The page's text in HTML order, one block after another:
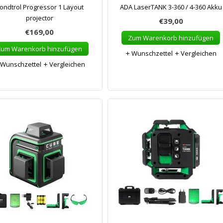
Progressor 1 Layout
projector
€169,00
Warenkorb hinzufügen
Vergleichen
ADA LaserTANK 3-360 / 4-360 Akku
€39,00
Zum Warenkorb hinzufügen
Wunschzettel
Vergleichen